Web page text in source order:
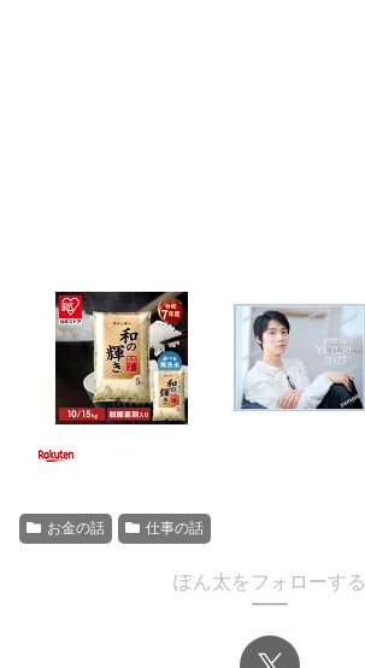
お金の話 仕事の話
ぽん太をフォローする